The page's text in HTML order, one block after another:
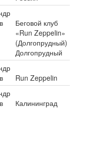
Беговой клуб
«Run Zeppelin»
(Долгопрудный)
Долгопрудный
Run Zeppelin
Калининград